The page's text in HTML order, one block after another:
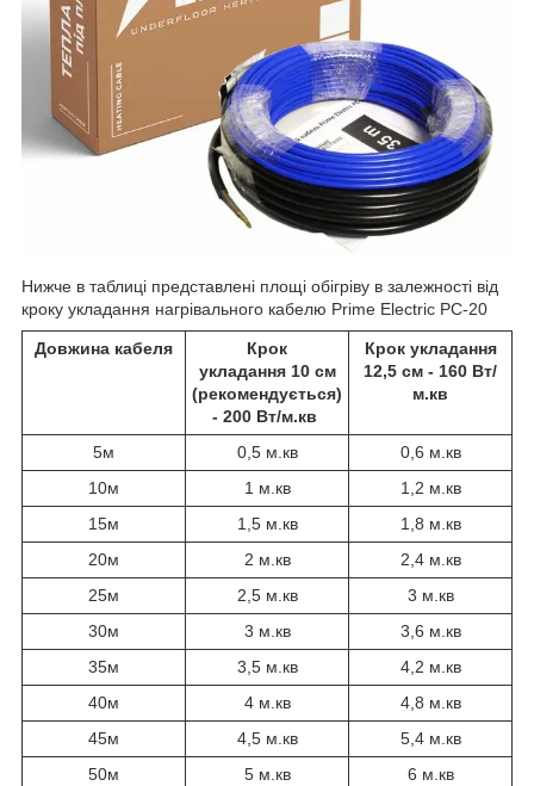
Нижче в таблиці представлені площі обігріву в залежності від
кроку укладання нагрівального кабелю Prime Electric PC-20
Довжина кабеля
Крок
укладання 10 см
(рекомендується)
- 200 Вт/м.кв
Крок укладання
12,5 см - 160 Вт/
м.кв
5м 0,5 м.кв
0,6 м.кв
10м
1 м.кв
1,2 м.кв
15м
1,5 м.кв
1,8 м.кв
20м
2 м.кв
2,4 м.кв
25м
2,5 м.кв
3 м.кв
30м
3 м.кв
3,6 м.кв
35м
3,5 м.кв
4,2 м.кв
40м
4 м.кв
4,8 м.кв
45м
4,5 м.кв
5,4 м.кв
50м
5 м.кв
6 м.кв